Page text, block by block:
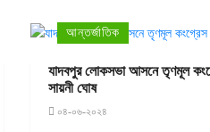
আন্তর্জাতিক
যাদবপুর লোকসভা আসনে তৃণমূল
সায়নী ঘোষ
০৪-০৬-২০২৪